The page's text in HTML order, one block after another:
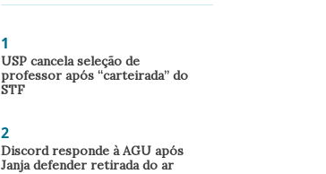
1
USP cancela seleção de
professor após “carteirada” do
STF
2
Discord responde à AGU após
Janja defender retirada do ar